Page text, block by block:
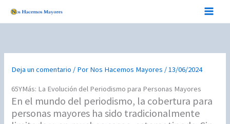
Deja un comentario / Por Nos Hacemos Mayores /13/06/2024
65YMás: La Evolución del Periodismo para Personas Mayores
En el mundo del periodismo, la cobertura para
personas mayores ha sido tradicionalmente